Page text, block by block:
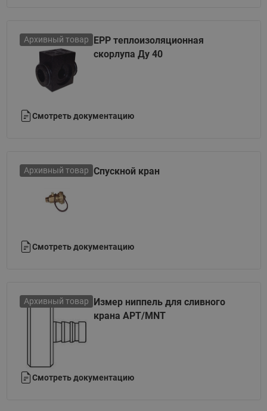
Архивный товар
ЕРР теплоизоляционная
скорлупа Ду 40
Смотреть документацию
Архивный товар Спускной кран
Смотреть документацию
Архивный товар
Измер ниппель для сливного
крана APT/MNT
Смотреть документацию